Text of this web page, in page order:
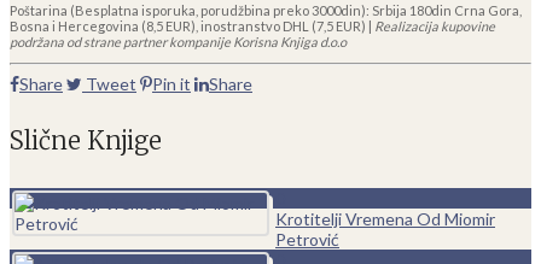
Poštarina (Besplatna isporuka, porudžbina preko 3000din): Srbija 180din Crna Gora,
Bosna i Hercegovina (8,5 EUR), inostranstvo DHL (7,5 EUR) | Realizacija kupovine
podržana od strane partner kompanije Korisna Knjiga d.o.o
Share Tweet Pin it Share
Slične Knjige
Krotitelji Vremena Od Miomir
Petrović